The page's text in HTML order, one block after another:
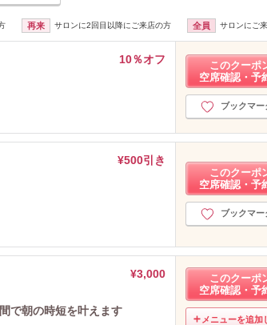
再来 サロンに2回目以降にご来店の方 全員 サロンにご
10％オフ
このクーポ
空席確認・予
ブックマー
¥500引き
このクーポ
空席確認・予
ブックマー
¥3,000
で朝の時短を叶えます
このクーポ
空席確認・予
メニューを追加